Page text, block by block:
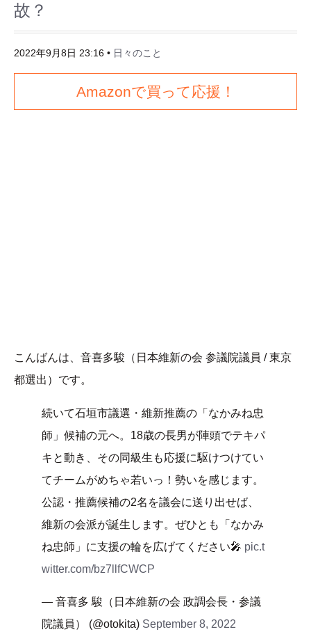
故？
2022年9月8日 23:16 • 日々のこと
Amazonで買って応援！
こんばんは、音喜多駿（日本維新の会 参議院議員 / 東京
都選出）です。
続いて石垣市議選・維新推薦の「なかみね忠
師」候補の元へ。18歳の長男が陣頭でテキパ
キと動き、その同級生も応援に駆けつけてい
てチームがめちゃ若いっ！勢いを感じます。
公認・推薦候補の2名を議会に送り出せば、
維新の会派が誕生します。ぜひとも「なかみ
ね忠師」に支援の輪を広げてください🎤 pic.t
witter.com/bz7llfCWCP
— 音喜多 駿（日本維新の会 政調会長・参議
院議員） (@otokita) September 8, 2022